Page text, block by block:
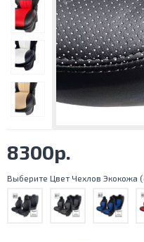
8300р.
Выберите Цвет Чехлов Экокожа